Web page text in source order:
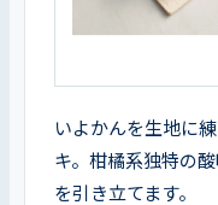
いよかんを生地に
キ。柑橘系独特の
を引き立てます。